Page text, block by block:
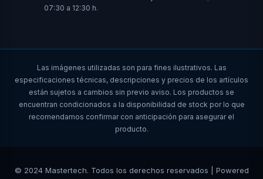
07:30 a 12:30 h.
Las imágenes utilizadas son para fines ilustrativos. Las
especificaciones técnicas, descripciones y precios de los artículos
están sujetos a cambios sin previo aviso. Los productos se
encuentran condicionados a la disponibilidad de stock por lo que
recomendamos confirmar con anticipación para asegurar el
producto.
© 2024 Mastertech. Todos los derechos reservados | Powered